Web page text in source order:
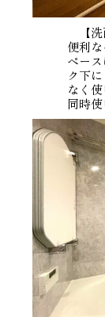
【洗
便利
ペー
ク下
なく
同時